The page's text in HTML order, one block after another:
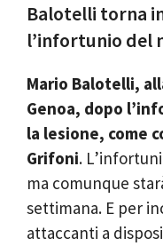
Balotelli torna
l’infortunio del
Mario Balotelli,
Genoa, dopo
la lesione, come
Grifoni.
ma comunque
settimana. E per
attaccanti a